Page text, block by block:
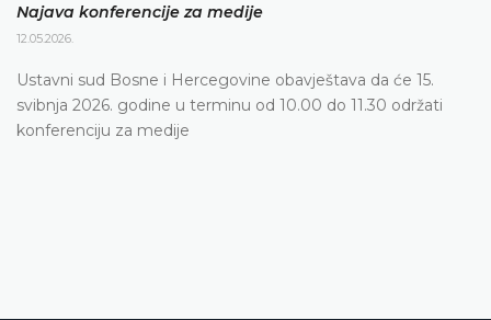
Najava konferencije za medije
12.05.2026.
Ustavni sud Bosne i Hercegovine obavještava da će 15.
svibnja 2026. godine u terminu od 10.00 do 11.30 održati
konferenciju za medije